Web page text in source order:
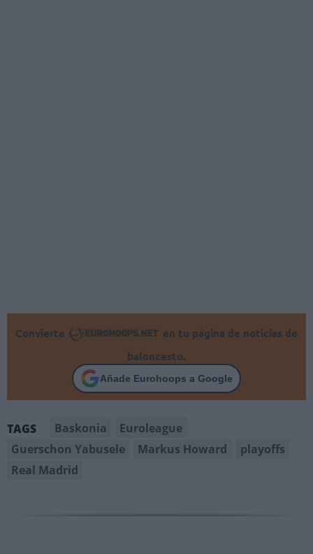
Convierte
en tu página de noticias de
baloncesto.
Añade Eurohoops a Google
TAGS Baskonia
Euroleague
Guerschon Yabusele
Markus Howard
playoffs
Real Madrid